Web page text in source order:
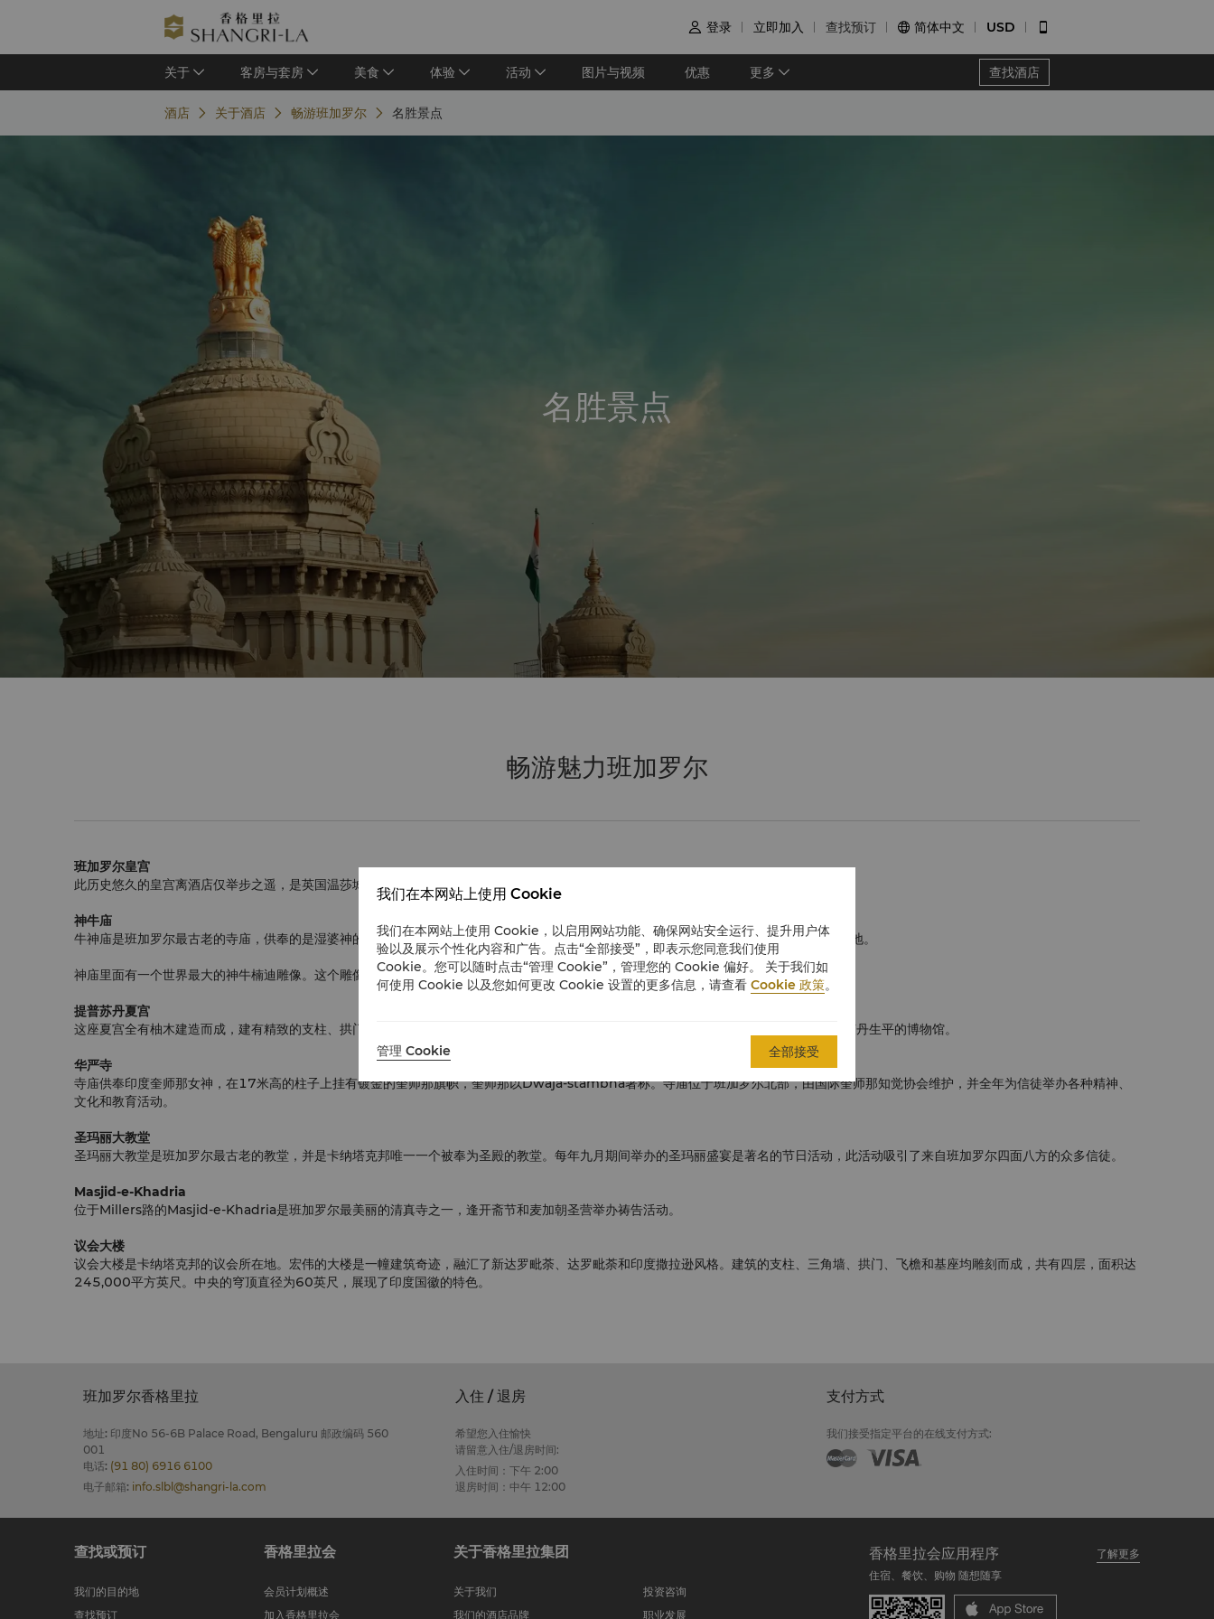
 登录 立即加入 查找预订  简体中文 USD 
关于 客房与套房 美食 体验 活动 图片与视频 优惠 更多 查找酒店
酒店 关于酒店 畅游班加罗尔 名胜景点
名胜景点
畅游魅力班加罗尔
班加罗尔皇宫
此历史悠久的皇宫离酒店仅举步之遥，是英国温莎城堡的小型复制品。
神牛庙
牛神庙是班加罗尔最古老的寺庙，供奉的是湿婆神的坐骑楠迪。神庙位于山上，建于威迦耶纳噶统治时期的16世纪，已成为受人尊崇礼拜之地。
神庙里面有一个世界最大的神牛楠迪雕像。这个雕像用花岗岩雕刻而成，展现了达罗毗荼式的艺术风格。
提普苏丹夏宫
这座夏宫全有柚木建造而成，建有精致的支柱、拱门和阳台，素有“天堂之妒”之称，意为幸福住所，天堂羡慕。如今此遗迹已作为纪念提普苏丹生平的博物馆。
华严寺
寺庙供奉印度奎师那女神，在17米高的柱子上挂有镀金的奎师那旗帜，奎师那以Dwaja-stambha著称。寺庙位于班加罗尔北部，由国际奎师那知觉协会维护，并全年为信徒举办各种精神、
文化和教育活动。
圣玛丽大教堂
圣玛丽大教堂是班加罗尔最古老的教堂，并是卡纳塔克邦唯一一个被奉为圣殿的教堂。每年九月期间举办的圣玛丽盛宴是著名的节日活动，此活动吸引了来自班加罗尔四面八方的众多信徒。
Masjid-e-Khadria
位于Millers路的Masjid-e-Khadria是班加罗尔最美丽的清真寺之一，逢开斋节和麦加朝圣营举办祷告活动。
议会大楼
议会大楼是卡纳塔克邦的议会所在地。宏伟的大楼是一幢建筑奇迹，融汇了新达罗毗荼、达罗毗荼和印度撒拉逊风格。建筑的支柱、三角墙、拱门、飞檐和基座均雕刻而成，共有四层，面积达
245,000平方英尺。中央的穹顶直径为60英尺，展现了印度国徽的特色。
班加罗尔香格里拉
地址: 印度No 56-6B Palace Road, Bengaluru 邮政编码 560
001
电话: (91 80) 6916 6100
电子邮箱: info.slbl@shangri-la.com
入住 / 退房
希望您入住愉快
请留意入住/退房时间:
入住时间：下午 2:00
退房时间：中午 12:00
支付方式
我们接受指定平台的在线支付方式:
查找或预订
我们的目的地
查找预订
香格里拉会
会员计划概述
加入香格里拉会
关于香格里拉集团
关于我们
我们的酒店品牌
投资咨询
职业发展
香格里拉会应用程序
了解更多
住宿、餐饮、购物 随想随享
我们在本网站上使用 Cookie
我们在本网站上使用 Cookie，以启用网站功能、确保网站安全运行、提升用户体
验以及展示个性化内容和广告。点击“全部接受”，即表示您同意我们使用
Cookie。您可以随时点击“管理 Cookie”，管理您的 Cookie 偏好。 关于我们如
何使用 Cookie 以及您如何更改 Cookie 设置的更多信息，请查看 Cookie 政策。
管理 Cookie 全部接受